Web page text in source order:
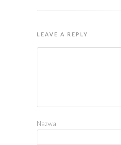
LEAVE A REPLY
Nazwa